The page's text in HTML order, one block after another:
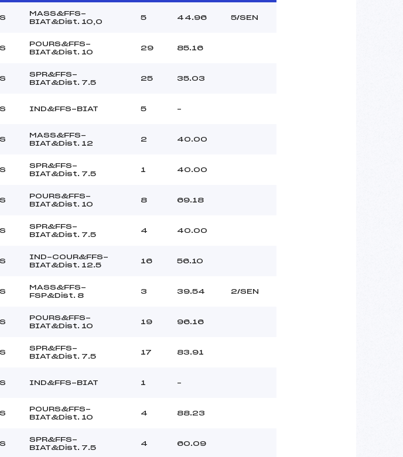
MASS&FFS-
BIAT&Dist. 10,0
5 44.96 5/SEN
POURS&FFS-
BIAT&Dist. 10
29 85.16
SPR&FFS-
BIAT&Dist. 7.5
25 35.03
IND&FFS-BIAT 5 –
MASS&FFS-
BIAT&Dist. 12
2 40.00
SPR&FFS-
BIAT&Dist. 7.5
1 40.00
POURS&FFS-
BIAT&Dist. 10
8 69.18
SPR&FFS-
BIAT&Dist. 7.5
4 40.00
IND-COUR&FFS-
BIAT&Dist. 12.5
16 56.10
MASS&FFS-
FSP&Dist. 8
3 39.54 2/SEN
POURS&FFS-
BIAT&Dist. 10
19 96.16
SPR&FFS-
BIAT&Dist. 7.5
17 83.91
IND&FFS-BIAT 1 –
POURS&FFS-
BIAT&Dist. 10
4 88.23
SPR&FFS-
BIAT&Dist. 7.5
4 60.09